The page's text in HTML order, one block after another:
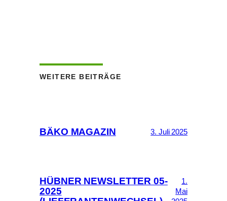
WEITERE BEITRÄGE
BÄKO MAGAZIN 3. Juli 2025
HÜBNER NEWSLETTER 05-
2025
1.
Mai